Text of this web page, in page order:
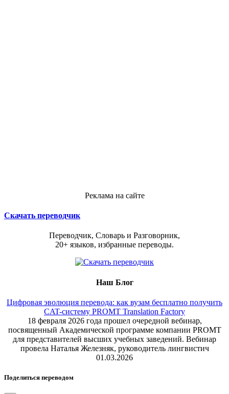
Реклама на сайте
Скачать переводчик
Переводчик, Словарь и Разговорник,
20+ языков, избранные переводы.
Наш Блог
Цифровая эволюция перевода: как вузам бесплатно получить
CAT-систему PROMT Translation Factory
18 февраля 2026 года прошел очередной вебинар,
посвященный Академической программе компании PROMT
для представителей высших учебных заведений. Вебинар
провела Наталья Железняк, руководитель лингвистич
01.03.2026
Поделиться переводом